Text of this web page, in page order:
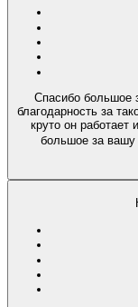
Спасибо большое за помощь🙏 А
благодарность за
круто он работает и
большое за